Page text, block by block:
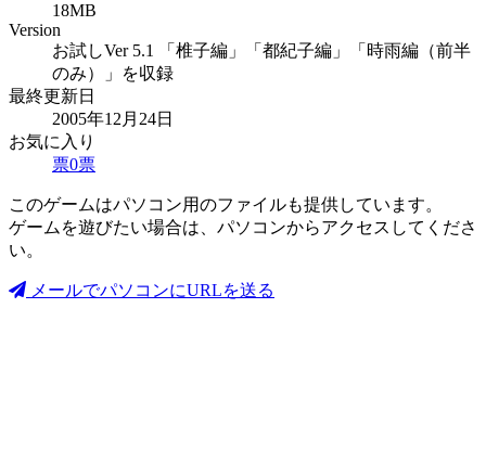
18MB
Version
お試しVer 5.1 「椎子編」「都紀子編」「時雨編（前半
のみ）」を収録
最終更新日
2005年12月24日
お気に入り
票0票
このゲームはパソコン用のファイルも提供しています。
ゲームを遊びたい場合は、パソコンからアクセスしてくださ
い。
メールでパソコンにURLを送る